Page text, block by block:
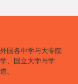
国各中学与大专院
、国立大学与学
。